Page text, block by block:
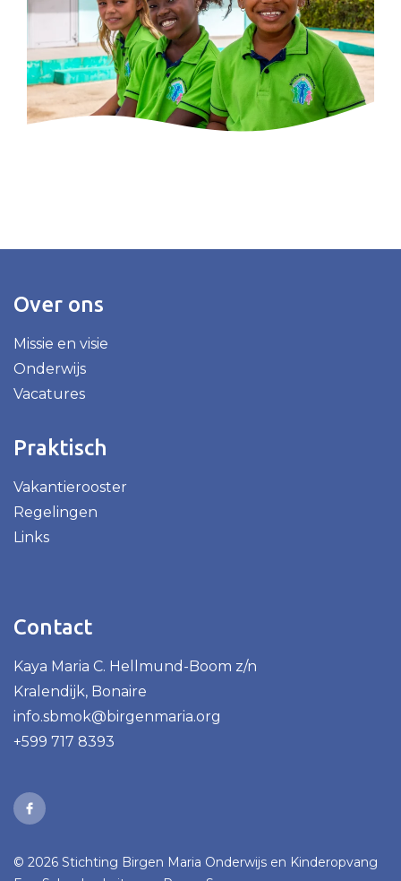
Over ons
Missie en visie
Onderwijs
Vacatures
Praktisch
Vakantierooster
Regelingen
Links
Contact
Kaya Maria C. Hellmund-Boom z/n
Kralendijk, Bonaire
info.sbmok@birgenmaria.org
+599 717 8393
© 2026 Stichting Birgen Maria Onderwijs en Kinderopvang